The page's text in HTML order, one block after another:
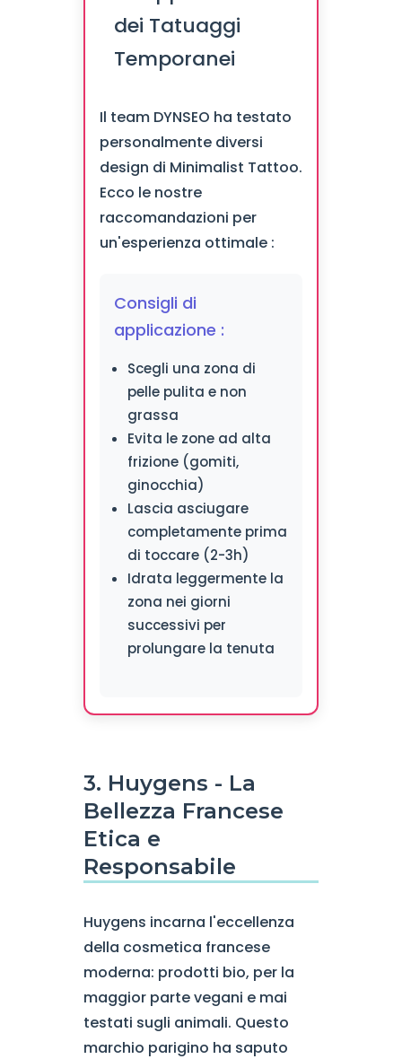
dei Tatuaggi
Temporanei
Il team DYNSEO ha testato
personalmente diversi
design di Minimalist Tattoo.
Ecco le nostre
raccomandazioni per
un'esperienza ottimale :
Consigli di
applicazione :
Scegli una zona di
pelle pulita e non
grassa
Evita le zone ad alta
frizione (gomiti,
ginocchia)
Lascia asciugare
completamente prima
di toccare (2-3h)
Idrata leggermente la
zona nei giorni
successivi per
prolungare la tenuta
3. Huygens - La
Bellezza Francese
Etica e
Responsabile
Huygens incarna l'eccellenza
della cosmetica francese
moderna: prodotti bio, per la
maggior parte vegani e mai
testati sugli animali. Questo
marchio parigino ha saputo